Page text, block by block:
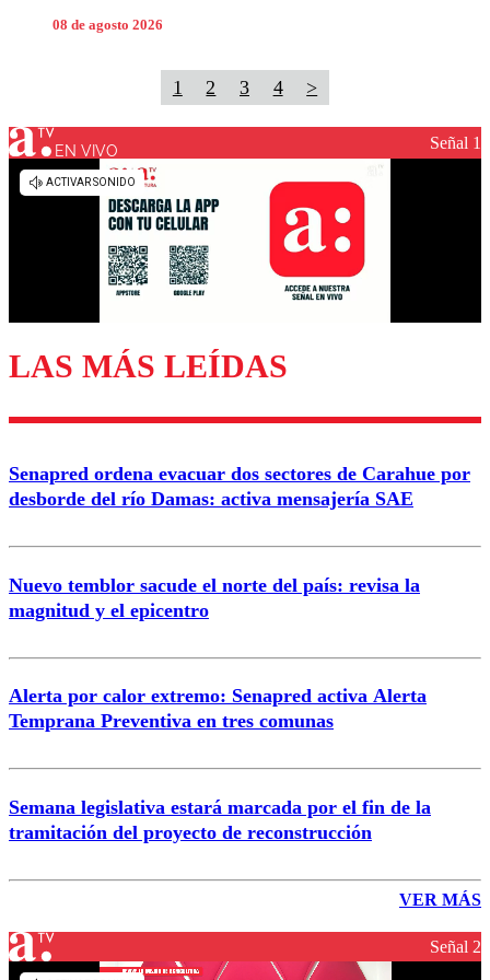
08 de agosto 2026
1 2 3 4 >
EN VIVO Señal 1
LAS MÁS LEÍDAS
Senapred ordena evacuar dos sectores de Carahue por
desborde del río Damas: activa mensajería SAE
Nuevo temblor sacude el norte del país: revisa la
magnitud y el epicentro
Alerta por calor extremo: Senapred activa Alerta
Temprana Preventiva en tres comunas
Semana legislativa estará marcada por el fin de la
tramitación del proyecto de reconstrucción
VER MÁS
Señal 2